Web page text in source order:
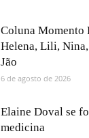
Coluna Momento
Helena, Lili,
Jão
6 de agosto de 2026
Elaine Doval se
medicina